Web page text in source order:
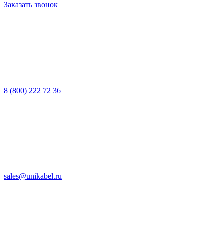
Заказать звонок
8 (800) 222 72 36
sales@unikabel.ru